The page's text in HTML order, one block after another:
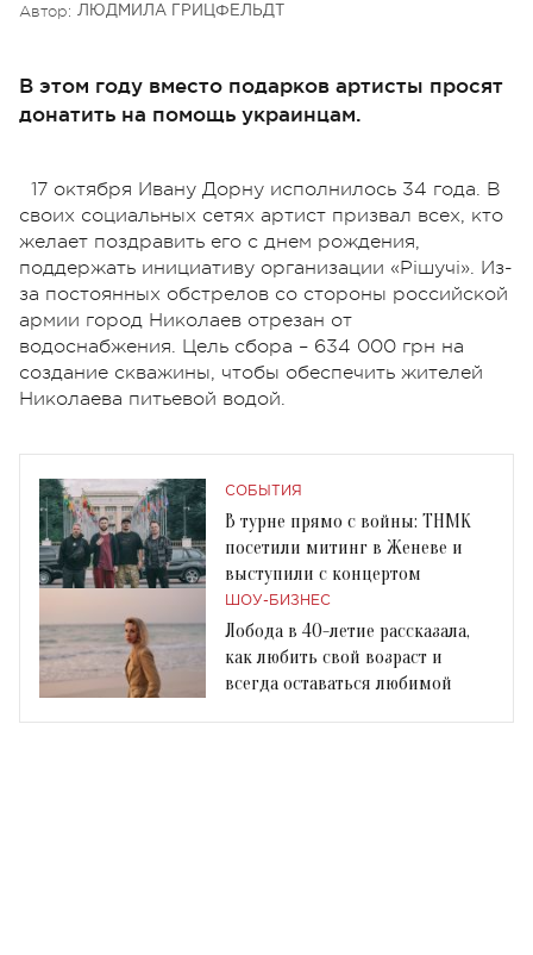
Автор: ЛЮДМИЛА ГРИЦФЕЛЬДТ
В этом году вместо подарков артисты просят
донатить на помощь украинцам.
17 октября Ивану Дорну исполнилось 34 года. В
своих социальных сетях артист призвал всех, кто
желает поздравить его с днем рождения,
поддержать инициативу организации «Рішучі». Из-
за постоянных обстрелов со стороны российской
армии город Николаев отрезан от
водоснабжения. Цель сбора – 634 000 грн на
создание скважины, чтобы обеспечить жителей
Николаева питьевой водой.
СОБЫТИЯ
В турне прямо с войны: ТНМК
посетили митинг в Женеве и
выступили с концертом
ШОУ-БИЗНЕС
Лобода в 40-летие рассказала,
как любить свой возраст и
всегда оставаться любимой